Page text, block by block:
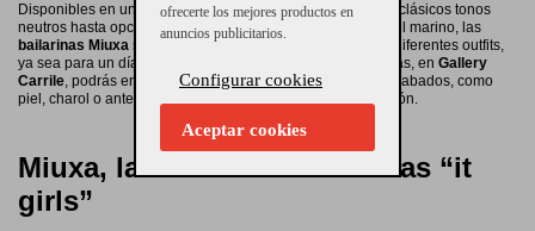
Disponibles en una amplia variedad de colores, desde los clásicos tonos
neutros hasta opciones más atrevidas como el rojo o el azul marino, las
bailarinas Miuxa son versátiles y fáciles de combinar con diferentes outfits,
ya sea para un día en la oficina o una salida casual. Además, en Gallery
Carrile, podrás encontrarbailarinas Miuxacon distintos acabados, como
piel, charol o ante, adaptándose a cada temporada y ocasión.
Miuxa, la marca favorita de las “it
girls”
ofrecerte los mejores productos en
anuncios publicitarios.
Configurar cookies
Aceptar cookies